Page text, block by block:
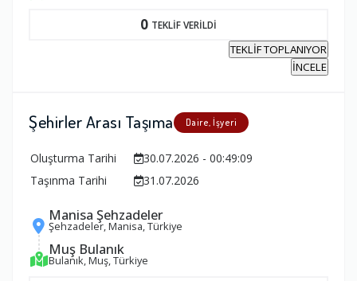
0 TEKLİF VERİLDİ
TEKLİF TOPLANIYOR
İNCELE
Şehirler Arası Taşıma Daire, İşyeri
Oluşturma Tarihi
30.07.2026 - 00:49:09
Taşınma Tarihi
31.07.2026
Manisa Şehzadeler
Şehzadeler, Manisa, Türkiye
Muş Bulanık
Bulanık, Muş, Türkiye